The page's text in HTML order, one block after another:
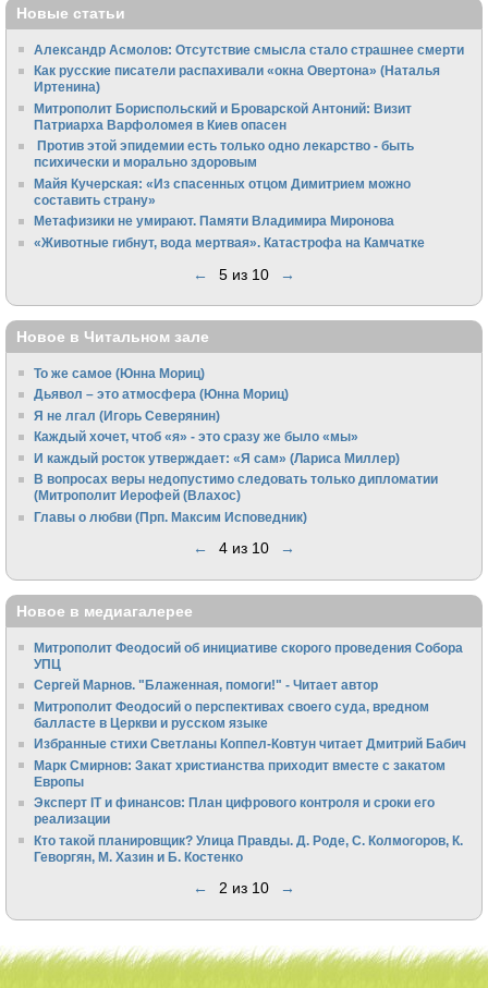
Новые статьи
Александр Асмолов: Отсутствие смысла стало страшнее смерти
Как русские писатели распахивали «окна Овертона» (Наталья
Иртенина)
Митрополит Бориспольский и Броварской Антоний: Визит
Патриарха Варфоломея в Киев опасен
Против этой эпидемии есть только одно лекарство - быть
психически и морально здоровым
Майя Кучерская: «Из спасенных отцом Димитрием можно
составить страну»
Метафизики не умирают. Памяти Владимира Миронова
«Животные гибнут, вода мертвая». Катастрофа на Камчатке
← 5 из 10 →
Новое в Читальном зале
То же самое (Юнна Мориц)
Дьявол – это атмосфера (Юнна Мориц)
Я не лгал (Игорь Северянин)
Каждый хочет, чтоб «я» - это сразу же было «мы»
И каждый росток утверждает: «Я сам» (Лариса Миллер)
В вопросах веры недопустимо следовать только дипломатии
(Митрополит Иерофей (Влахос)
Главы о любви (Прп. Максим Исповедник)
← 4 из 10 →
Новое в медиагалерее
Митрополит Феодосий об инициативе скорого проведения Собора
УПЦ
Сергей Марнов. "Блаженная, помоги!" - Читает автор
Митрополит Феодосий о перспективах своего суда, вредном
балласте в Церкви и русском языке
Избранные стихи Светланы Коппел-Ковтун читает Дмитрий Бабич
Марк Смирнов: Закат христианства приходит вместе с закатом
Европы
Эксперт IT и финансов: План цифрового контроля и сроки его
реализации
Кто такой планировщик? Улица Правды. Д. Роде, С. Колмогоров, К.
Геворгян, М. Хазин и Б. Костенко
← 2 из 10 →